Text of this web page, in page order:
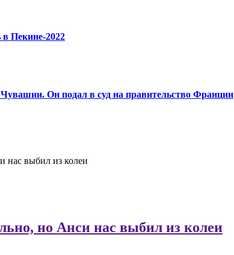
Пекине-2022
Он подал в суд на правительство Франции
нас выбил из колеи
но Анси нас выбил из колеи